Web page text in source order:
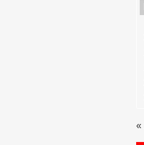
«